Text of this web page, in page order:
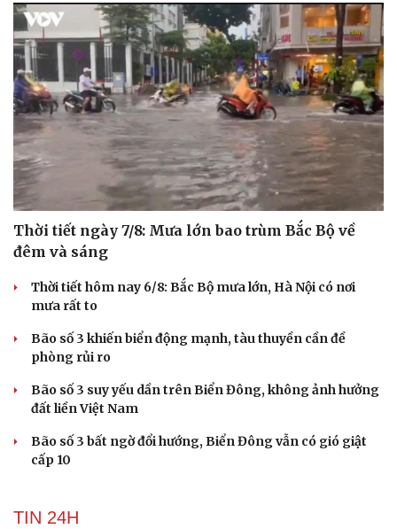
Thời tiết ngày 7/8: Mưa lớn bao trùm Bắc Bộ về
đêm và sáng
Thời tiết hôm nay 6/8: Bắc Bộ mưa lớn, Hà Nội có nơi
mưa rất to
Bão số 3 khiến biển động mạnh, tàu thuyền cần đề
phòng rủi ro
Bão số 3 suy yếu dần trên Biển Đông, không ảnh hưởng
đất liền Việt Nam
Bão số 3 bất ngờ đổi hướng, Biển Đông vẫn có gió giật
cấp 10
TIN 24H